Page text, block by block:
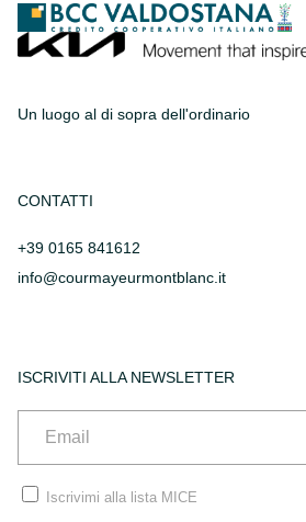
Un luogo al di sopra dell'ordinario
CONTATTI
+39 0165 841612
info@courmayeurmontblanc.it
ISCRIVITI ALLA NEWSLETTER
Iscrivimi alla lista MICE